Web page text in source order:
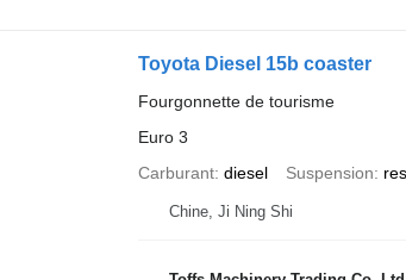
Toyota Diesel 15b coaster
Fourgonnette de tourisme
Euro 3
Carburant diesel Suspension
Chine, Ji Ning Shi